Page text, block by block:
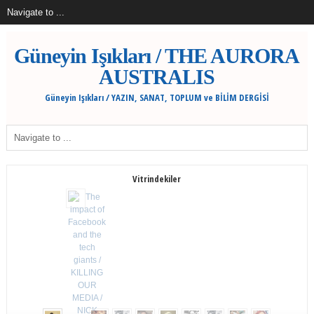
Güneyin Işıkları / THE AURORA
AUSTRALIS
Güneyin Işıkları / YAZIN, SANAT, TOPLUM ve BİLİM DERGİSİ
Vitrindekiler